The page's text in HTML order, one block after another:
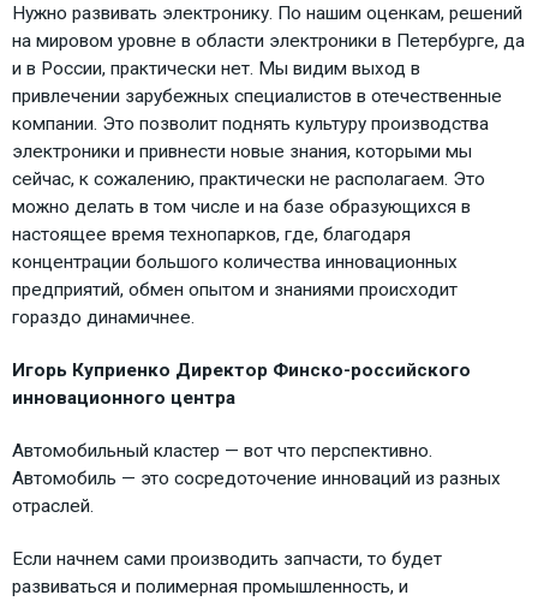
Нужно развивать электронику. По нашим оценкам, решений
на мировом уровне в области электроники в Петербурге, да
и в России, практически нет. Мы видим выход в
привлечении зарубежных специалистов в отечественные
компании. Это позволит поднять культуру производства
электроники и привнести новые знания, которыми мы
сейчас, к сожалению, практически не располагаем. Это
можно делать в том числе и на базе образующихся в
настоящее время технопарков, где, благодаря
концентрации большого количества инновационных
предприятий, обмен опытом и знаниями происходит
гораздо динамичнее.
Игорь Куприенко Директор Финско-российского
инновационного центра
Автомобильный кластер — вот что перспективно.
Автомобиль — это сосредоточение инноваций из разных
отраслей.
Если начнем сами производить запчасти, то будет
развиваться и полимерная промышленность, и